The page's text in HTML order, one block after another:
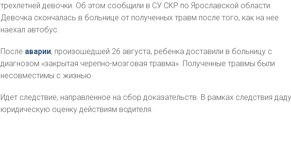
трехлетней девочки. Об этом сообщили в СУ СКР по Ярославской области.
Девочка скончалась в больнице от полученных травм после того, как на нее
наехал автобус.
После аварии, произошедшей 26 августа, ребенка доставили в больницу с
диагнозом «закрытая черепно-мозговая травма». Полученные травмы были
несовместимы с жизнью.
Идет следствие, направленное на сбор доказательств. В рамках следствия
юридическую оценку действиям водителя.